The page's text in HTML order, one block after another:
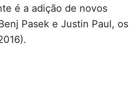
é a adição de novos
Pasek e Justin Paul, os